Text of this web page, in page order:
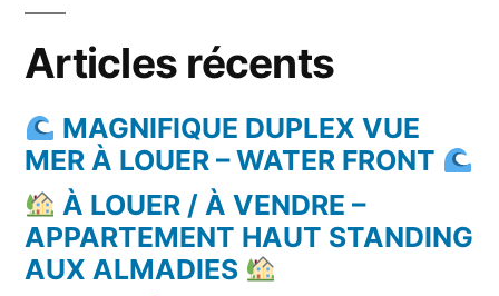
Articles récents
MAGNIFIQUE DUPLEX VUE
MER À LOUER – WATER FRONT
À LOUER / À VENDRE –
APPARTEMENT HAUT STANDING
AUX ALMADIES